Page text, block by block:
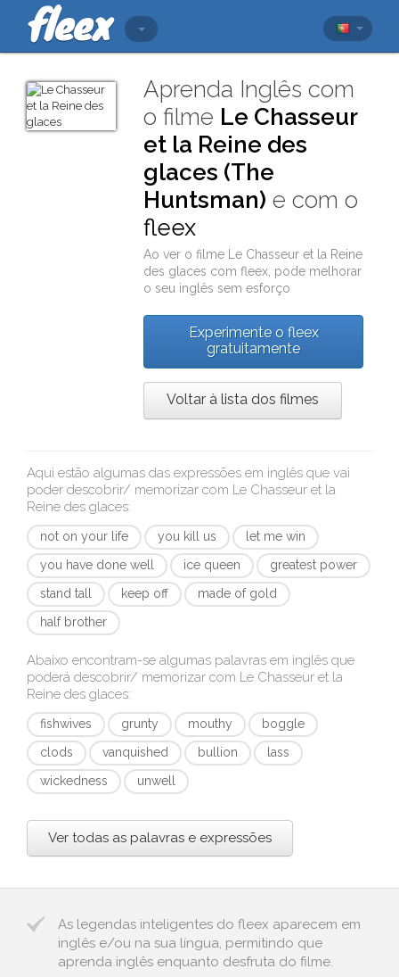
Aprenda Inglês com
o filme Le Chasseur
et la Reine des
glaces (The
Huntsman) e com o
fleex
Ao ver o filme
Le Chasseur et la Reine
des glaces comfleex , pode melhorar
o seu inglês sem esforço
Experimente o fleex
gratuitamente
Voltar à lista dos filmes
Aqui estão algumas das expressões em inglês que vai
poder descobrir/ memorizar com Le Chasseur et la
Reine des glaces:
not on your life you kill us
let me win
you have done well
ice queen
greatest power
stand tall
keep off
made of gold
half brother
Abaixo encontram-se algumas palavras em inglês que
poderá descobrir/ memorizar com Le Chasseur et la
Reine des glaces:
fishwives grunty mouthy
boggle
clods
vanquished bullion
lass
wickedness
unwell
Ver todas as palavras e expressões
As legendas inteligentes do fleex aparecem em
inglês e/ou na sua língua, permitindo que
aprenda inglês enquanto desfruta do filme.